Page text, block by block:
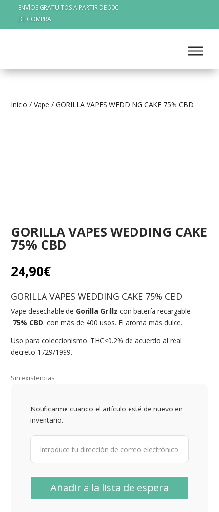
ENVÍOS GRATUITOS A PARTIR DE 50€
DE COMPRA
Inicio /Vape / GORILLA VAPES WEDDING CAKE 75% CBD
GORILLA VAPES WEDDING CAKE
75% CBD
24,90€
GORILLA VAPES WEDDING CAKE 75% CBD
Vape desechable de Gorilla Grillz con batería recargable
75% CBD con más de 400 usos. El aroma más dulce.
Uso para coleccionismo. THC<0.2% de acuerdo al real
decreto 1729/1999.
Sin existencias
Notificarme cuando el artículo esté de nuevo en
inventario.